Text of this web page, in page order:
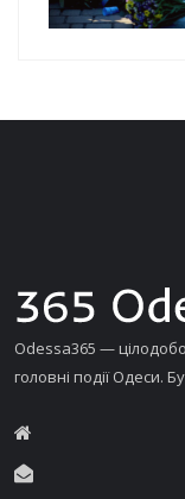
Odessa365 —
головні події Одеси.